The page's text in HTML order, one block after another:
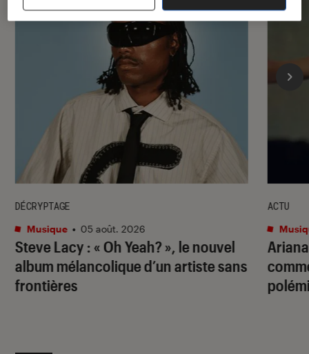
Steve Lacy : « Oh Yeah? », le nouvel
album mélancolique d’un artiste sans
frontières
DÉCRYPTAGE
Musique • 05 août. 2026
ACTU